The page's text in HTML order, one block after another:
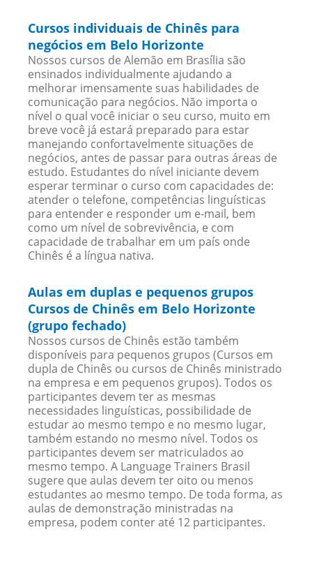
Cursos individuais de Chinês para
negócios em Belo Horizonte
Nossos cursos de Alemão em Brasília são
ensinados individualmente ajudando a
melhorar imensamente suas habilidades de
comunicação para negócios. Não importa o
nível o qual você iniciar o seu curso, muito em
breve você já estará preparado para estar
manejando confortavelmente situações de
negócios, antes de passar para outras áreas de
estudo. Estudantes do nível iniciante devem
esperar terminar o curso com capacidades de:
atender o telefone, competências linguísticas
para entender e responder um e-mail, bem
como um nível de sobrevivência, e com
capacidade de trabalhar em um país onde
Chinês é a língua nativa.
Aulas em duplas e pequenos grupos
Cursos de Chinês em Belo Horizonte
(grupo fechado)
Nossos cursos de Chinês estão também
disponíveis para pequenos grupos (Cursos em
dupla de Chinês ou cursos de Chinês ministrado
na empresa e em pequenos grupos). Todos os
participantes devem ter as mesmas
necessidades linguísticas, possibilidade de
estudar ao mesmo tempo e no mesmo lugar,
também estando no mesmo nível. Todos os
participantes devem ser matriculados ao
mesmo tempo. A Language Trainers Brasil
sugere que aulas devem ter oito ou menos
estudantes ao mesmo tempo. De toda forma, as
aulas de demonstração ministradas na
empresa, podem conter até 12 participantes.